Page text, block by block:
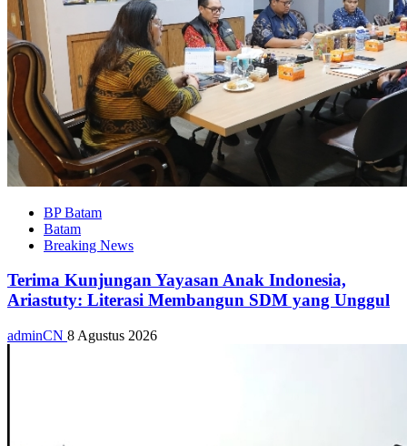
BP Batam
Batam
Breaking News
Terima Kunjungan Yayasan Anak Indonesia,
Ariastuty: Literasi Membangun SDM yang Unggul
adminCN 8 Agustus 2026